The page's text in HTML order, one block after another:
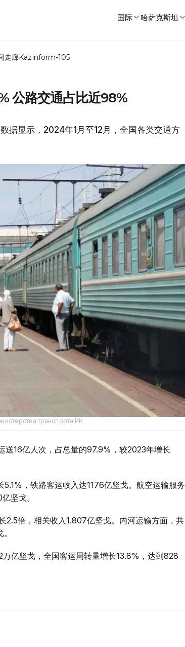
国际 哈萨克斯坦
走廊Kazinform-105
公路交通占比近98%
据显示，2024年1月至12月，全国各类交通方
транспорта РК
送16亿人次，占总量的97.9%，较2023年增长
，铁路客运收入达1176亿坚戈。航空运输服务
坚戈。
2.5倍，相关收入1.807亿坚戈。内河运输方面，共
亿坚戈，全国客运周转量增长13.8%，达到828